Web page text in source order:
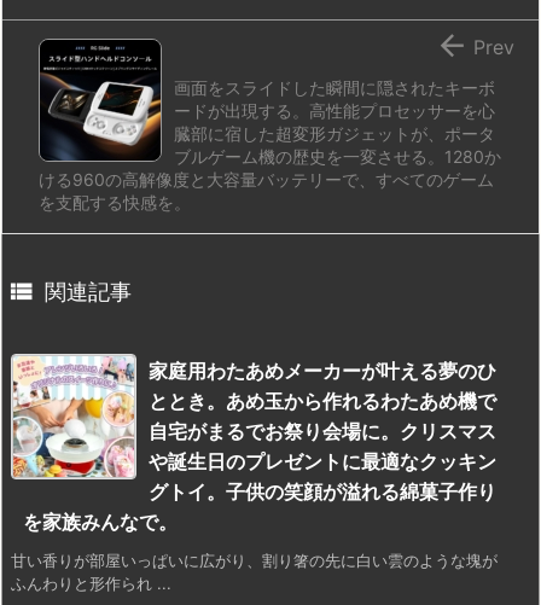
画面をスライドした瞬間に隠されたキーボ
ードが出現する。高性能プロセッサーを心
臓部に宿した超変形ガジェットが、ポータ
ブルゲーム機の歴史を一変させる。1280か
ける960の高解像度と大容量バッテリーで、すべてのゲーム
を支配する快感を。
 Prev
 関連記事
家庭用わたあめメーカーが叶える夢のひ
ととき。あめ玉から作れるわたあめ機で
自宅がまるでお祭り会場に。クリスマス
や誕生日のプレゼントに最適なクッキン
グトイ。子供の笑顔が溢れる綿菓子作り
を家族みんなで。
甘い香りが部屋いっぱいに広がり、割り箸の先に白い雲のような塊が
ふんわりと形作られ ...